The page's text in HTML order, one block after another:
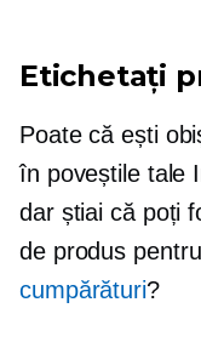
Etichetați
Poate că ești
în poveștile tale
dar știai că poți
de produs
cumpărături?